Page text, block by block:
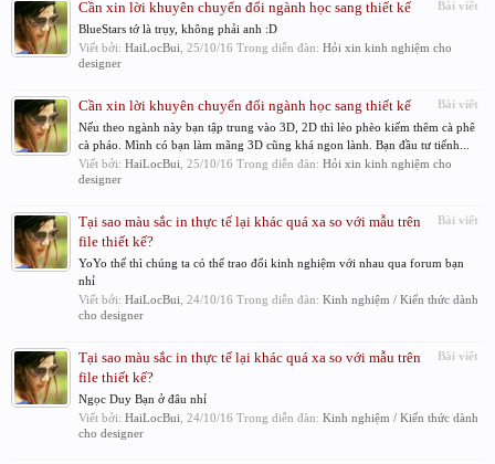
Bài viết
Cần xin lời khuyên chuyển đổi ngành học sang thiết kế
BlueStars tớ là trụy, không phải anh :D
Viết bởi: HaiLocBui 25/10/16 Trong diễn đàn: Hỏi xin kinh nghiệm cho
designer
Bài viết
Cần xin lời khuyên chuyển đổi ngành học sang thiết kế
Nếu theo ngành này bạn tập trung vào 3D, 2D thì lèo phèo kiếm thêm cà phê
cà pháo. Mình có bạn làm mãng 3D cũng khá ngon lành. Bạn đầu tư tiếnh...
Viết bởi: HaiLocBui 25/10/16 Trong diễn đàn: Hỏi xin kinh nghiệm cho
designer
Bài viết
Tại sao màu sắc in thực tế lại khác quá xa so với mẫu trên
file thiết kế?
YoYo thế thì chúng ta có thể trao đổi kinh nghiệm với nhau qua forum bạn
nhỉ
Viết bởi: HaiLocBui 24/10/16 Trong diễn đàn: Kinh nghiệm / Kiến thức dành
cho designer
Bài viết
Tại sao màu sắc in thực tế lại khác quá xa so với mẫu trên
file thiết kế?
Ngọc Duy Bạn ở đâu nhỉ
Viết bởi: HaiLocBui 24/10/16 Trong diễn đàn: Kinh nghiệm / Kiến thức dành
cho designer